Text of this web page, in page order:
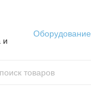
Оборудование